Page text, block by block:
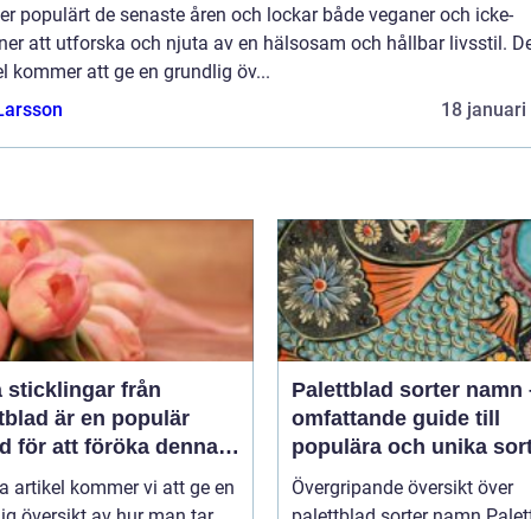
populärt de senaste åren och lockar både veganer och icke-
att utforska och njuta av en hälsosam och hållbar livsstil.
kommer att ge en grundlig öv...
18 januari
sticklingar från
är en populär
för att föröka denna
växt på ett effektivt
artikel kommer vi att ge en
Palettblad sorter namn
omfattande guide till
populära och unika
Övergripande översikt över